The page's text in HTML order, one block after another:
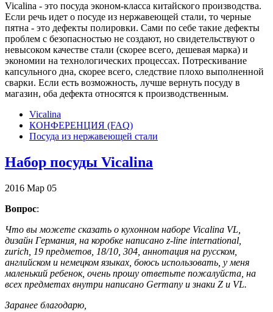
Vicalina - это посуда эконом-класса китайского производства.
Если речь идет о посуде из нержавеющей стали, то черные
пятна - это дефекты полировки. Сами по себе такие дефекты
проблем с безопасностью не создают, но свидетельствуют о
невысоком качестве стали (скорее всего, дешевая марка) и
экономии на технологических процессах. Потрескивание
капсульного дна, скорее всего, следствие плохо выполненной
сварки. Если есть возможность, лучше вернуть посуду в
магазин, оба дефекта относятся к производственным.
Vicalina
КОНФЕРЕНЦИЯ (FAQ)
Посуда из нержавеющей стали
Набор посуды Vicalina
2016 Мар 05
Вопрос:
Что вы можете сказать о кухонном наборе Vicalina VL,
дизайн Германия, на коробке написано z-line international,
zurich, 19 предметов, 18/10, 304, аннотация на русском,
английском и немецком языках, боюсь использовать, у меня
маленький ребенок, очень прошу ответьте пожалуйста, на
всех предметах внутри написано Germany и знаки Z и VL.
Заранее благодарю,